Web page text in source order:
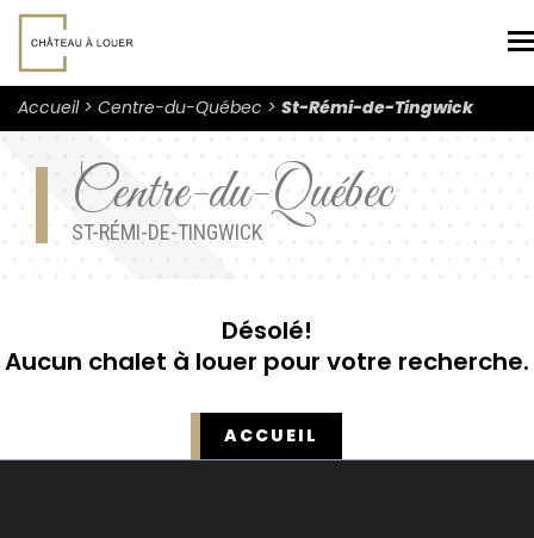
Accueil Centre-du-Québec St-Rémi-de-Tingwick
Centre-du-Québec
ST-RÉMI-DE-TINGWICK
Désolé!
Aucun chalet à louer pour votre recherche.
ACCUEIL